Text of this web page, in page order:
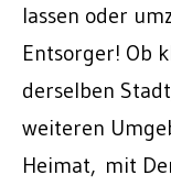
lassen oder
Entsorger! Ob
derselben
weiteren
Heimat, mit